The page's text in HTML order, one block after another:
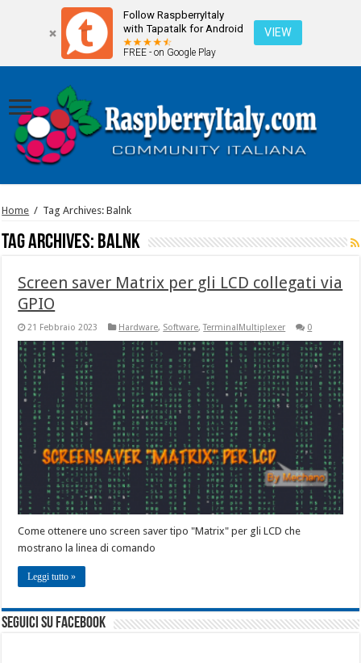
Follow RaspberryItaly
with Tapatalk for Android
FREE - on Google Play
VIEW
Home / Tag Archives: Balnk
Tag Archives: Balnk
Screen saver Matrix per gli LCD collegati via
GPIO
21 Febbraio 2023 Hardware, Software,TerminalMultiplexer 0
Come ottenere uno screen saver tipo "Matrix" per gli LCD che
mostrano la linea di comando
Leggi tutto »
seguici su facebook